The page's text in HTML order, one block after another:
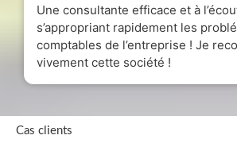
Une consultante efficace et à
s’appropriant rapidement les
comptables de l’entreprise ! Je
vivement cette société !
Cas clients